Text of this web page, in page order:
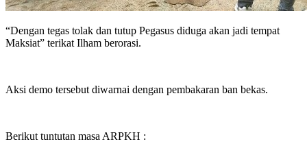
“Dengan tegas tolak dan tutup Pegasus diduga akan jadi tempat
Maksiat” terikat Ilham berorasi.
Aksi demo tersebut diwarnai dengan pembakaran ban bekas.
Berikut tuntutan masa ARPKH :